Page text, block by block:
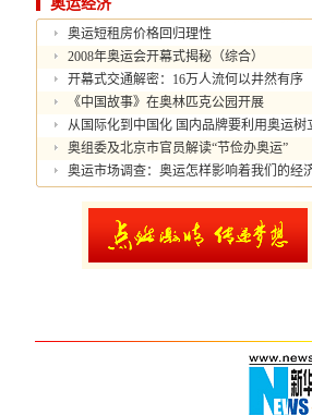
奥运经济
奥运短租房价格回归理性
2008年奥运会开幕式揭秘（综合）
开幕式交通解密：16万人流何以井然有序
《中国故事》在奥林匹克公园开展
从国际化到中国化 国内品牌要利用奥运树
奥组委及北京市官员解读“节俭办奥运”
奥运市场调查：奥运怎样影响着我们的经